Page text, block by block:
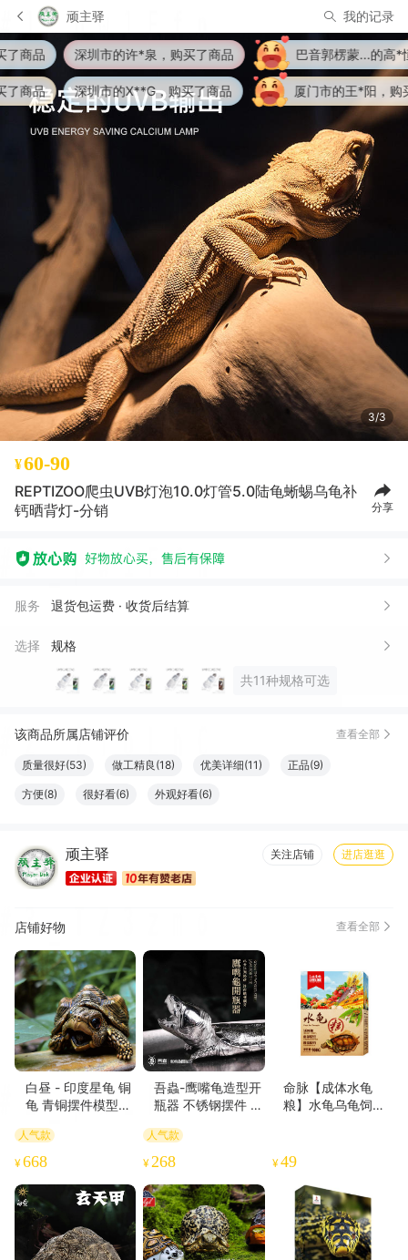
顽主驿 我的记录
深圳市的X**G，购买了商品
深圳市的许*泉，购买了商品
厦门市的王*阳，购买了商品
巴音郭楞蒙...的高*恒，购买了
3/3
¥60-90
REPTIZOO爬虫UVB灯泡10.0灯管5.0陆龟蜥蜴乌龟补
钙晒背灯-分销
分享
服务 退货包运费 · 收货后结算
选择 规格
共11种规格可选
该商品所属店铺评价 查看全部
质量很好(53) 做工精良(18) 优美详细(11) 正品(9)
方便(8) 很好看(6) 外观好看(6)
顽主驿 关注店铺 进店逛逛
店铺好物 查看全部
白昼 - 印度星龟 铜
龟 青铜摆件模型茶
创周边 ★官方正版
【48小时发货】
人气款
¥668
吾蟲-鹰嘴龟造型开
瓶器 不锈钢摆件 金
件礼品【官方授
权】【48小时发
人气款
¥268
命脉【成体水龟
粮】水龟乌龟饲料
销
¥49